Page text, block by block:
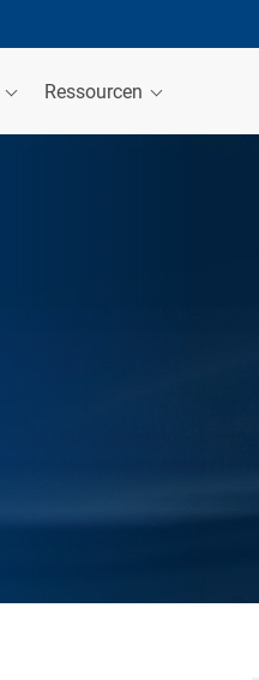
Ressourcen